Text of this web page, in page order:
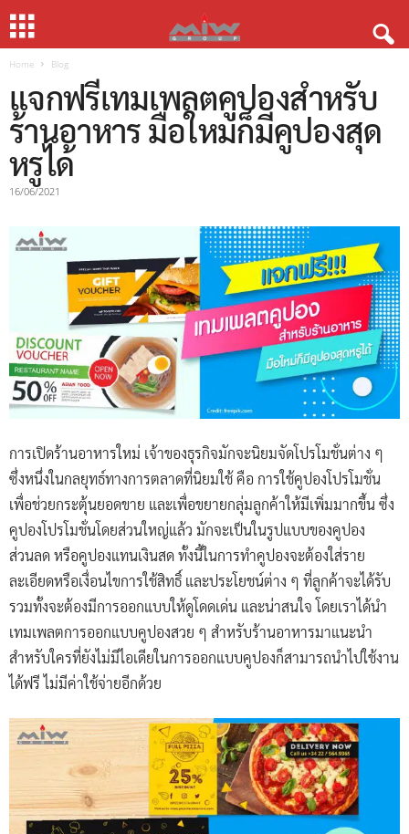
Home Blog
แจกฟรีเทมเพลตคูปองสำหรับ
ร้านอาหาร มือใหม่ก็มีคูปองสุด
หรูได้
16/06/2021
การเปิดร้านอาหารใหม่ เจ้าของธุรกิจมักจะนิยมจัดโปรโมชั่นต่าง ๆ
ซึ่งหนึ่งในกลยุทธ์ทางการตลาดที่นิยมใช้ คือ การใช้คูปองโปรโมชั่น
เพื่อช่วยกระตุ้นยอดขาย และเพื่อขยายกลุ่มลูกค้าให้มีเพิ่มมากขึ้น ซึ่ง
คูปองโปรโมชั่นโดยส่วนใหญ่แล้ว มักจะเป็นในรูปแบบของคูปอง
ส่วนลด หรือคูปองแทนเงินสด ทั้งนี้ในการทำคูปองจะต้องใส่ราย
ละเอียดหรือเงื่อนไขการใช้สิทธิ์ และประโยชน์ต่าง ๆ ที่ลูกค้าจะได้รับ
รวมทั้งจะต้องมีการออกแบบให้ดูโดดเด่น และน่าสนใจ โดยเราได้นำ
เทมเพลตการออกแบบคูปองสวย ๆ สำหรับร้านอาหารมาแนะนำ
สำหรับใครที่ยังไม่มีไอเดียในการออกแบบคูปองก็สามารถนำไปใช้งาน
ได้ฟรี ไม่มีค่าใช้จ่ายอีกด้วย